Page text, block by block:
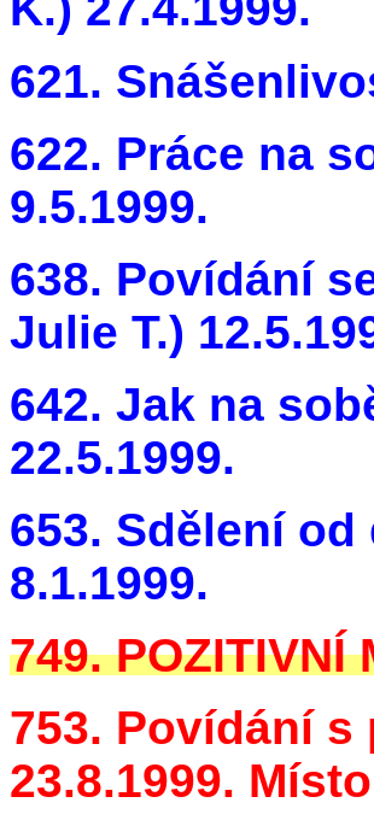
621.
622. Práce na
9.5.1999.
638. Povídání
Julie T.)
642. Jak na
22.5.1999.
653. Sdělení
8.1.1999.
749. POZITIVNÍ
753. Povídání s
23.8.1999.